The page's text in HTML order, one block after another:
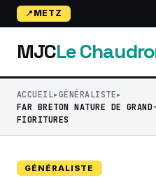
METZ
MJCLe
ACCUEIL GÉNÉRALISTE
FAR BRETON NATURE DE
FIORITURES
GÉNÉRALISTE